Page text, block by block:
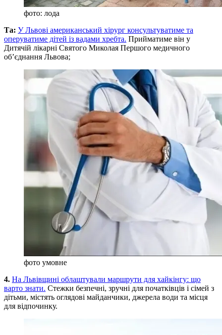
фото: лода
Та: У Львові американський хірург консультуватиме та
оперуватиме дітей із вадами хребта. Прийматиме він у
Дитячій лікарні Святого Миколая Першого медичного
об’єднання Львова;
фото умовне
4. На Львівщині облаштували маршрути для хайкінгу: що
варто знати. Стежки безпечні, зручні для початківців і сімей з
дітьми, містять оглядові майданчики, джерела води та місця
для відпочинку.